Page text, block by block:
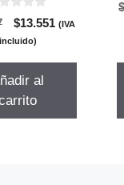
El
precio
era:
$13.551 El
(IVA
incluido)
al